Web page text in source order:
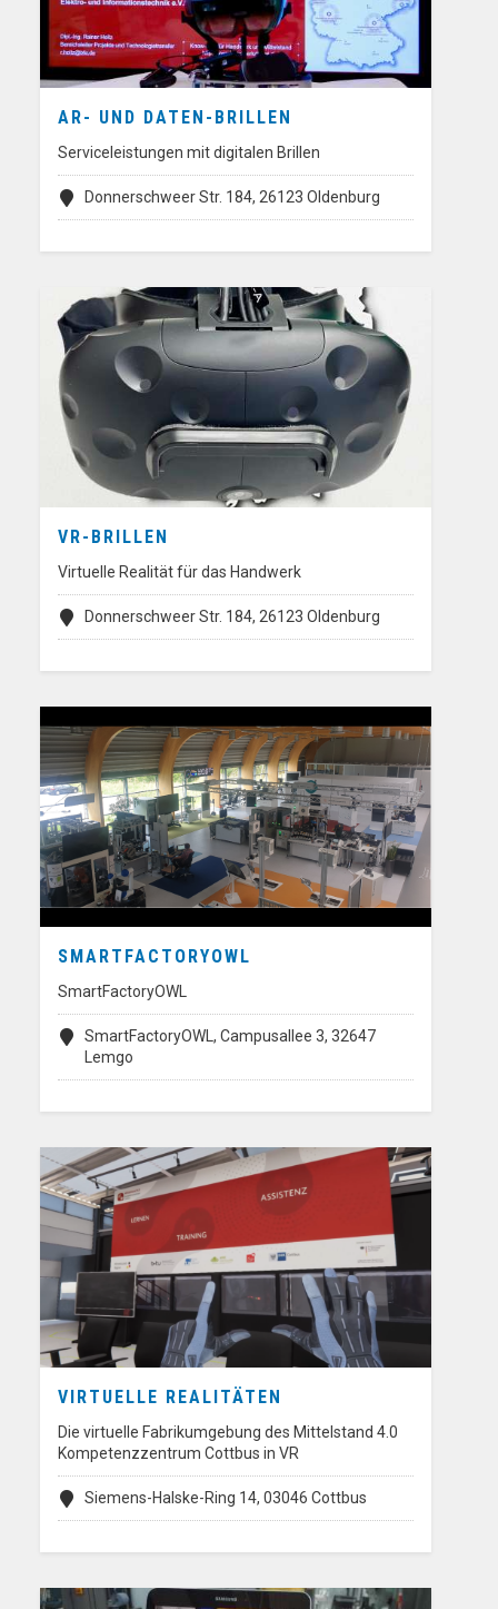
AR- UND DATEN-BRILLEN
Serviceleistungen mit digitalen Brillen
Donnerschweer Str. 184, 26123 Oldenburg
VR-BRILLEN
Virtuelle Realität für das Handwerk
Donnerschweer Str. 184, 26123 Oldenburg
SMARTFACTORYOWL
SmartFactoryOWL
SmartFactoryOWL, Campusallee 3, 32647
Lemgo
VIRTUELLE REALITÄTEN
Die virtuelle Fabrikumgebung des Mittelstand 4.0
Kompetenzzentrum Cottbus in VR
Siemens-Halske-Ring 14, 03046 Cottbus